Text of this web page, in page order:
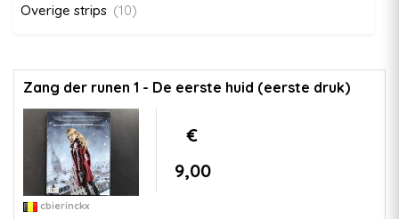
Overige strips (10)
Zang der runen 1 - De eerste huid (eerste druk)
€
9,00
cbierinckx